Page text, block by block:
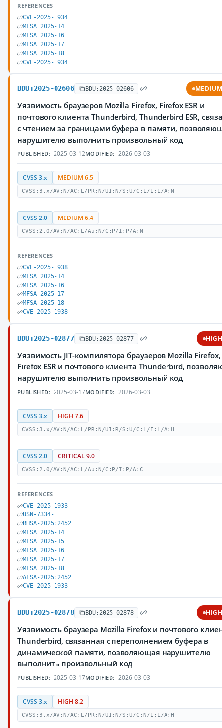
REFERENCES
CVE-2025-1934
MFSA 2025-14
MFSA 2025-16
MFSA 2025-17
MFSA 2025-18
CVE-2025-1934
BDU:2025-02606 BDU:2025-02606 MEDIUM
Уязвимость браузеров Mozilla Firefox, Firefox ESR и
почтового клиента Thunderbird, Thunderbird ESR,
с чтением за границами буфера в памяти,
нарушителю выполнить произвольный код
PUBLISHED: 2025-03-12MODIFIED: 2026-03-03
CVSS 3.x MEDIUM 6.5
CVSS:3.x/AV:N/AC:L/PR:N/UI:N/S:U/C:L/I:L/A:N
CVSS 2.0 MEDIUM 6.4
CVSS:2.0/AV:N/AC:L/Au:N/C:P/I:P/A:N
REFERENCES
CVE-2025-1938
MFSA 2025-14
MFSA 2025-16
MFSA 2025-17
MFSA 2025-18
CVE-2025-1938
BDU:2025-02877 BDU:2025-02877 HIGH
Уязвимость JIT-компилятора браузеров Mozilla Firefox,
Firefox ESR и почтового клиента Thunderbird,
нарушителю выполнить произвольный код
PUBLISHED: 2025-03-17MODIFIED: 2026-03-03
CVSS 3.x HIGH 7.6
CVSS:3.x/AV:N/AC:L/PR:N/UI:R/S:U/C:L/I:L/A:H
CVSS 2.0 CRITICAL 9.0
CVSS:2.0/AV:N/AC:L/Au:N/C:P/I:P/A:C
REFERENCES
CVE-2025-1933
USN-7334-1
RHSA-2025:2452
MFSA 2025-14
MFSA 2025-15
MFSA 2025-16
MFSA 2025-17
MFSA 2025-18
ALSA-2025:2452
CVE-2025-1933
BDU:2025-02878 BDU:2025-02878 HIGH
Уязвимость браузера Mozilla Firefox и почтового
Thunderbird, связанная с переполнением буфера в
динамической памяти, позволяющая нарушителю
выполнить произвольный код
PUBLISHED: 2025-03-17MODIFIED: 2026-03-03
CVSS 3.x HIGH 8.2
CVSS:3.x/AV:N/AC:L/PR:N/UI:N/S:U/C:N/I:L/A:H